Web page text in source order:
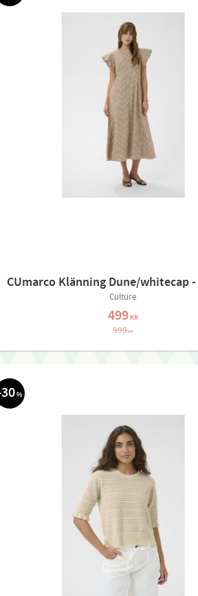
CUmarco Klänning Dune/whitecap
Culture
499KR
999KR
30%